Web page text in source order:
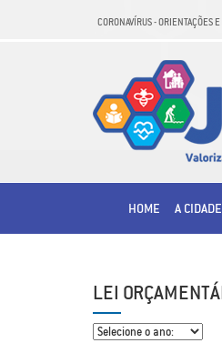
CORONAVÍRUS - ORIENTAÇÕES
HOME A CIDADE
LEI